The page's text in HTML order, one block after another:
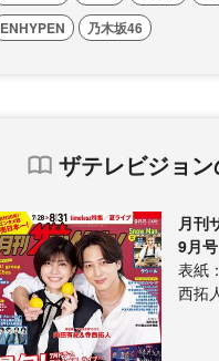
ENHYPEN
乃木坂46
ザテレビジョ
月刊
9月号
表紙
西拓